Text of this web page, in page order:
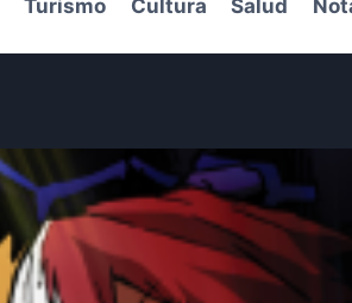
Turismo Cultura Salud